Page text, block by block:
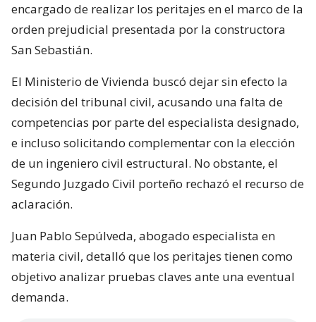
encargado de realizar los peritajes en el marco de la
orden prejudicial presentada por la constructora
San Sebastián.
El Ministerio de Vivienda buscó dejar sin efecto la
decisión del tribunal civil, acusando una falta de
competencias por parte del especialista designado,
e incluso solicitando complementar con la elección
de un ingeniero civil estructural. No obstante, el
Segundo Juzgado Civil porteño rechazó el recurso de
aclaración.
Juan Pablo Sepúlveda, abogado especialista en
materia civil, detalló que los peritajes tienen como
objetivo analizar pruebas claves ante una eventual
demanda.